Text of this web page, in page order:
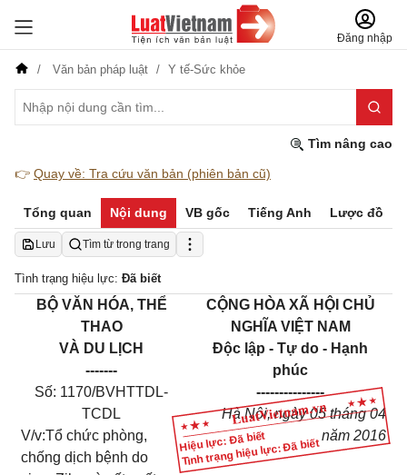
Đăng nhập
Văn bản pháp luật Y tế-Sức khỏe
Tìm nâng cao
👉 Quay về: Tra cứu văn bản (phiên bản cũ)
Tổng quan Nội dung VB gốc Tiếng Anh Lược đồ
Lưu Tìm từ trong trang
Tình trạng hiệu lực: Đã biết
Hiệu lực: Đã biết
Tình trạng hiệu lực: Đã biết
BỘ VĂN HÓA, THỂ
THAO
VÀ DU LỊCH
-------
Số: 1170/BVHTTDL-
TCDL
V/v:Tổ chức phòng,
chống dịch bệnh do
CỘNG HÒA XÃ HỘI CHỦ
NGHĨA VIỆT NAM
Độc lập - Tự do - Hạnh
phúc
---------------
Hà Nội, ngày05tháng04
năm 2016